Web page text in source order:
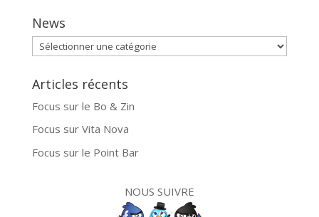
News
News
Articles récents
Focus sur le Bo & Zin
Focus sur Vita Nova
Focus sur le Point Bar
NOUS SUIVRE